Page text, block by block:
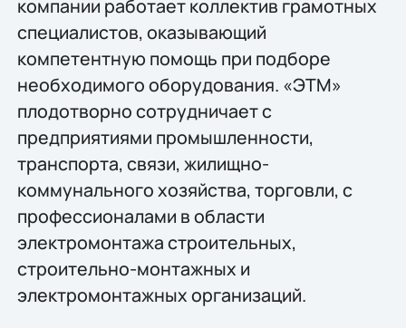
компании работает коллектив грамотных
специалистов, оказывающий
компетентную помощь при подборе
необходимого оборудования. «ЭТМ»
плодотворно сотрудничает с
предприятиями промышленности,
транспорта, связи, жилищно-
коммунального хозяйства, торговли, с
профессионалами в области
электромонтажа строительных,
строительно-монтажных и
электромонтажных организаций.